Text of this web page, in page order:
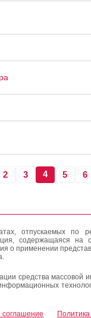
2 3 4 5 6
отпускаемых по
содержащаяся на
о применении
средства
соглашение